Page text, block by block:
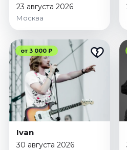
События
Август 2026
Сентябрь 2026
Октябрь 2026
Ноябрь 2026
Декабрь 2026
Январь 2027
Площадки
23 августа 2026
Москва
от 3 000 ₽
Ivan
30 августа 2026